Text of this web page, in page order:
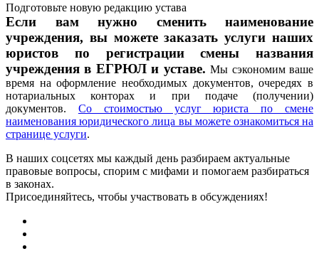
Подготовьте новую редакцию устава
Если вам нужно сменить наименование
учреждения, вы можете заказать услуги наших
юристов по регистрации смены названия
учреждения в ЕГРЮЛ и уставе.Мы сэкономим ваше
время на оформление необходимых документов, очередях в
нотариальных конторах и при подаче (получении)
документов. Со стоимостью услуг юриста по смене
наименования юридического лица вы можете ознакомиться на
странице услуги.
В наших соцсетях мы каждый день разбираем актуальные
правовые вопросы, спорим с мифами и помогаем разбираться
в законах.
Присоединяйтесь, чтобы участвовать в обсуждениях!